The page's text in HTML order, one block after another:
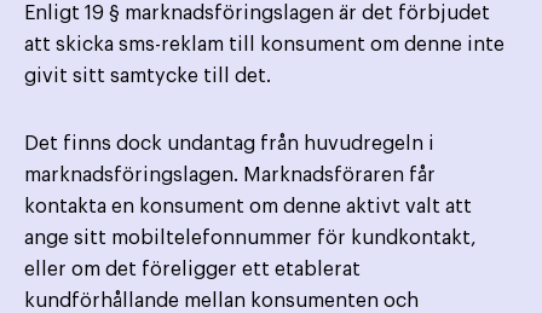
Enligt 19 § marknadsföringslagen är det förbjudet
att skicka sms-reklam till konsument om denne inte
givit sitt samtycke till det.
Det finns dock undantag från huvudregeln i
marknadsföringslagen. Marknadsföraren får
kontakta en konsument om denne aktivt valt att
ange sitt mobiltelefonnummer för kundkontakt,
eller om det föreligger ett etablerat
kundförhållande mellan konsumenten och